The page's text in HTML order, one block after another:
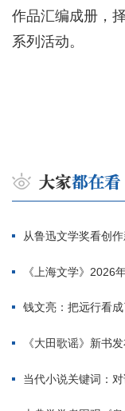
作品汇编成册，
系列活动。
从鲁迅文学奖看创
《上海文学》2026
钱文亮：把远行看
《大田歌谣》新书
当代小说关键词：